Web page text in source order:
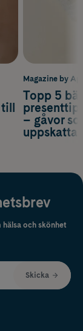
Magazine by
Topp 5
– gåvor
till
och skönhet
Skicka